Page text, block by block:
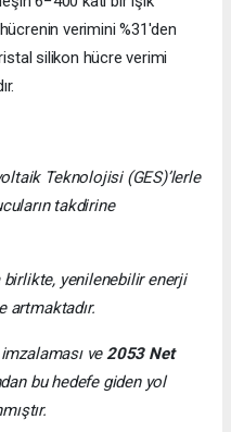
verimini %31'den
silikon hücre verimi
Teknolojisi (GES)’lerle
takdirine
birlikte, yenilenebilir enerji
artmaktadır.
imzalaması ve2053 Net
bu hedefe giden yol